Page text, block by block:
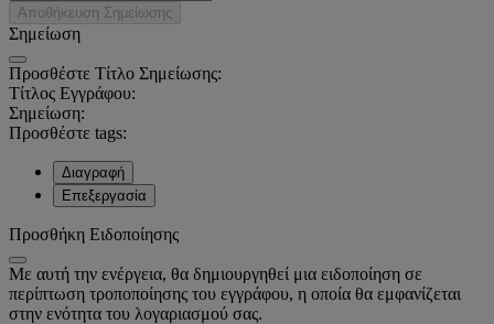
Αποθήκευση Σημείωσης
Σημείωση
Προσθέστε Τίτλο Σημείωσης:
Τίτλος Εγγράφου:
Σημείωση:
Προσθέστε tags:
Διαγραφή
Επεξεργασία
Προσθήκη Ειδοποίησης
Με αυτή την ενέργεια, θα δημιουργηθεί μια ειδοποίηση σε
περίπτωση τροποποίησης του εγγράφου, η οποία θα εμφανίζεται
στην ενότητα του λογαριασμού σας.